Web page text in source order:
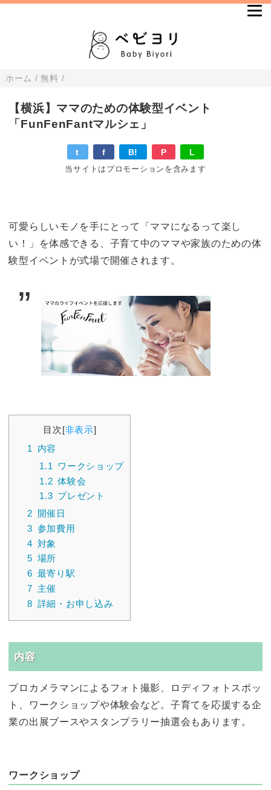
ホーム /無料 /
【横浜】ママのための体験型イベント
「FunFenFantマルシェ」
t f B! P L
当サイトはプロモーションを含みます
可愛らしいモノを手にとって「ママになるって楽し
い！」を体感できる、子育て中のママや家族のための体
験型イベントが式場で開催されます。
目次[非表示]
1 内容
1.1
ワークショップ
1.2 体験会
1.3 プレゼント
2 開催日
3 参加費用
4 対象
5 場所
6 最寄り駅
7 主催
8 詳細・お申し込み
内容
プロカメラマンによるフォト撮影、ロディフォトスポッ
ト、ワークショップや体験会など。子育てを応援する企
業の出展ブースやスタンプラリー抽選会もあります。
ワークショップ